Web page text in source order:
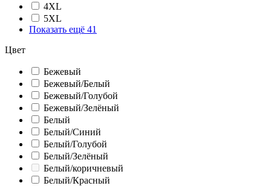
4XL
5XL
Показать ещё 41
Цвет
Бежевый
Бежевый/Белый
Бежевый/Голубой
Бежевый/Зелёный
Белый
Белый/Cиний
Белый/Голубой
Белый/Зелёный
Белый/коричневый
Белый/Красный